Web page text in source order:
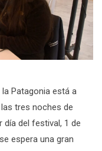
Patagonia está a
tres noches de
día del festival, 1 de
espera una gran